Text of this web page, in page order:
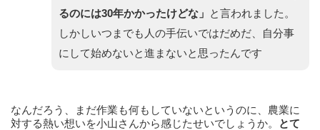
るのには30年かかったけどな」 と言われました。
しかしいつまでも人の手伝いではだめだ、自分事
にして始めないと進まないと思ったんです
なんだろう、まだ作業も何もしていないというのに、農業に
対する熱い想いを小山さんから感じたせいでしょうか。
とて